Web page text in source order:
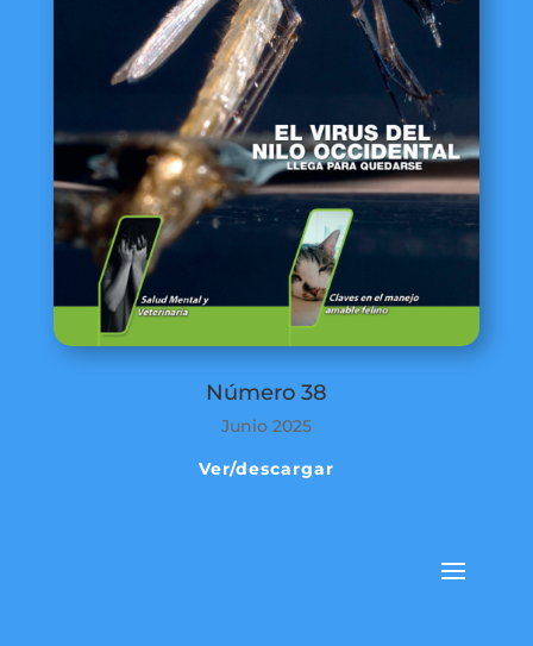
Número 38
Junio 2025
Ver/descargar